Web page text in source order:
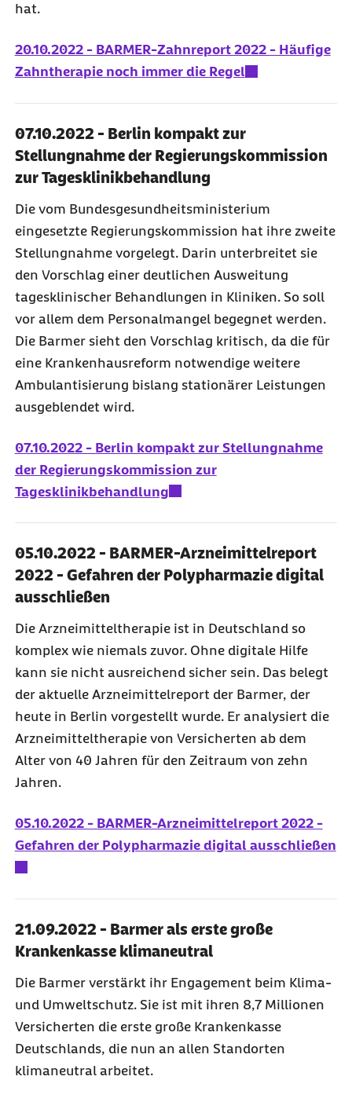
hat.
20.10.2022 - BARMER-Zahnreport 2022 - Häufige
Zahntherapie noch immer die Regel
07.10.2022 - Berlin kompakt zur
Stellungnahme der Regierungskommission
zur Tagesklinikbehandlung
Die vom Bundesgesundheitsministerium
eingesetzte Regierungskommission hat ihre zweite
Stellungnahme vorgelegt. Darin unterbreitet sie
den Vorschlag einer deutlichen Ausweitung
tagesklinischer Behandlungen in Kliniken. So soll
vor allem dem Personalmangel begegnet werden.
Die Barmer sieht den Vorschlag kritisch, da die für
eine Krankenhausreform notwendige weitere
Ambulantisierung bislang stationärer Leistungen
ausgeblendet wird.
07.10.2022 - Berlin kompakt zur Stellungnahme
der Regierungskommission zur
Tagesklinikbehandlung
05.10.2022 - BARMER-Arzneimittelreport
2022 - Gefahren der Polypharmazie digital
ausschließen
Die Arzneimitteltherapie ist in Deutschland so
komplex wie niemals zuvor. Ohne digitale Hilfe
kann sie nicht ausreichend sicher sein. Das belegt
der aktuelle Arzneimittelreport der Barmer, der
heute in Berlin vorgestellt wurde. Er analysiert die
Arzneimitteltherapie von Versicherten ab dem
Alter von 40 Jahren für den Zeitraum von zehn
Jahren.
05.10.2022 - BARMER-Arzneimittelreport 2022 -
Gefahren der Polypharmazie digital ausschließen
21.09.2022 - Barmer als erste große
Krankenkasse klimaneutral
Die Barmer verstärkt ihr Engagement beim Klima-
und Umweltschutz. Sie ist mit ihren 8,7 Millionen
Versicherten die erste große Krankenkasse
Deutschlands, die nun an allen Standorten
klimaneutral arbeitet.